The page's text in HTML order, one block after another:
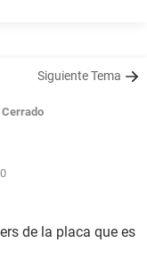
Siguiente Tema
Cerrado
de la placa que es